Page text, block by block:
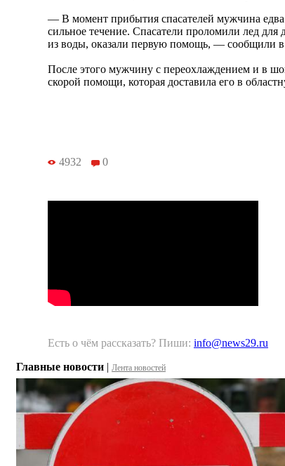
— В момент прибытия спасателей мужчина едва
сильное течение. Спасатели проломили лед для
из воды, оказали первую помощь, — сообщили в
После этого мужчину с переохлаждением и в
скорой помощи, которая доставила его в
4932 0
Есть о чём рассказать? Пиши: info@news29.ru
Главные новости | Лента новостей